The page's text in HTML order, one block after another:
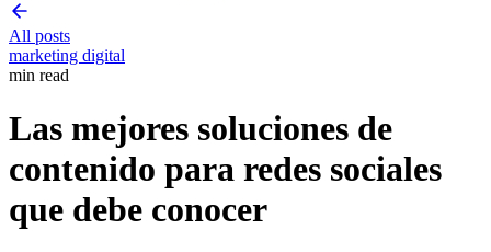
All posts
marketing digital
min read
Las mejores soluciones de
contenido para redes sociales
que debe conocer